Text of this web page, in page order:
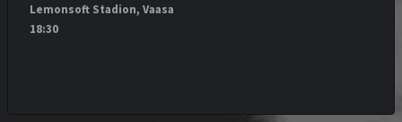
Lemonsoft Stadion, Vaasa
18:30